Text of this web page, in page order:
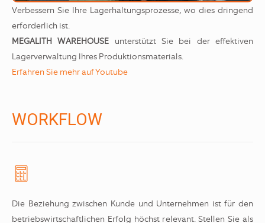
Verbessern Sie Ihre Lagerhaltungsprozesse, wo dies dringend
erforderlich ist.
MEGALITH WAREHOUSE unterstützt Sie bei der effektiven
Lagerverwaltung Ihres Produktionsmaterials.
Erfahren Sie mehr auf Youtube
WORKFLOW
Die Beziehung zwischen Kunde und Unternehmen ist für den